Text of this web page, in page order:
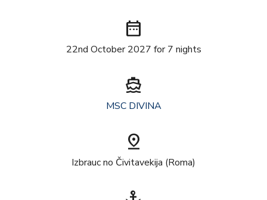
date_range
22nd October 2027 for 7 nights
directions_boat
MSC DIVINA
pin_drop
Izbrauc no Čivitavekija (Roma)